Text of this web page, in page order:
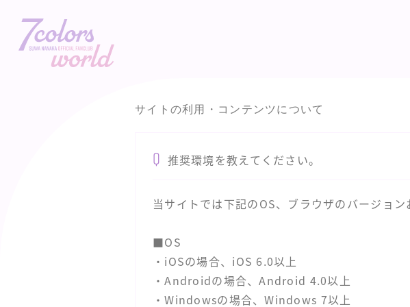
サイトの利用・コンテンツについて
Q 推奨環境を教えてください。
当サイトでは下記のOS、ブラウザのバージョ
■OS
・iOSの場合、iOS 6.0以上
・Androidの場合、Android 4.0以上
・Windowsの場合、Windows 7以上